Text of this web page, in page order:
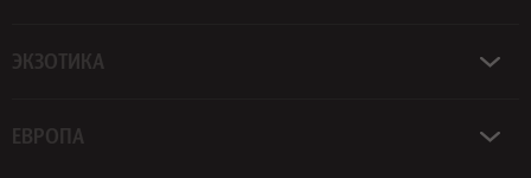
ЭКЗОТИКА
ЕВРОПА